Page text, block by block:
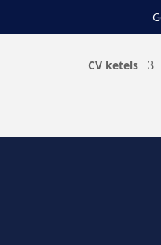
CV ketels